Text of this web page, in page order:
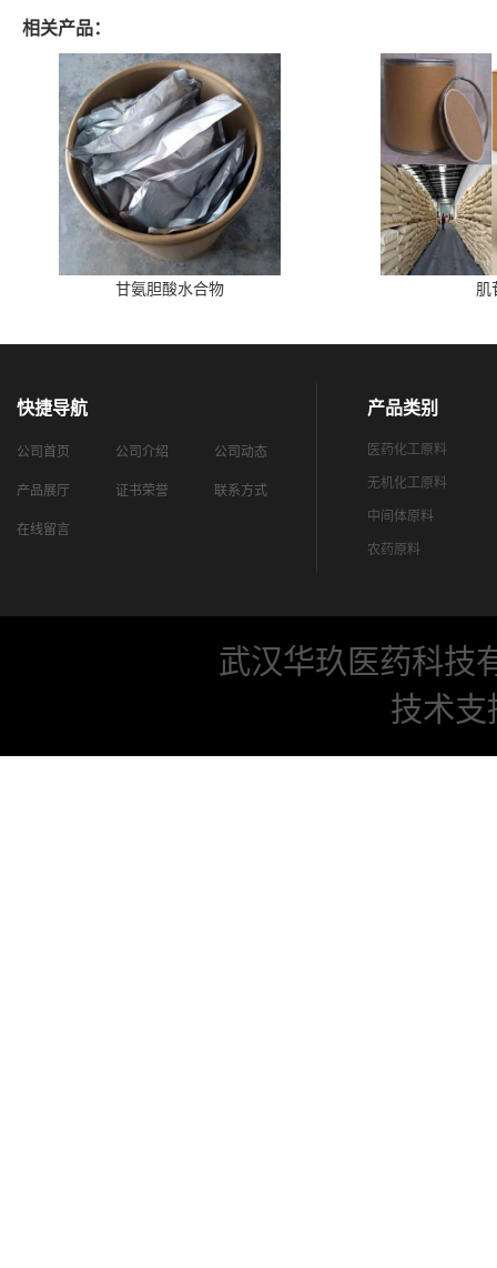
相关产品：
甘氨胆酸水合物 肌
快捷导航
公司首页 公司介绍 公司动态
产品展厅 证书荣誉 联系方式
在线留言
产品类别
医药化工原料
无机化工原料
中间体原料
农药原料
武汉华玖医药科技
技术